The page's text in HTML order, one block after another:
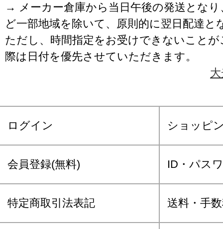
→ メーカー倉庫から当日午後の発送となり
ど一部地域を除いて、原則的に翌日配達と
ただし、時間指定をお受けできないこと
際は日付を優先させていただきます。
ログイン ショッピ
会員登録(無料) ID・パス
特定商取引法表記 送料・手